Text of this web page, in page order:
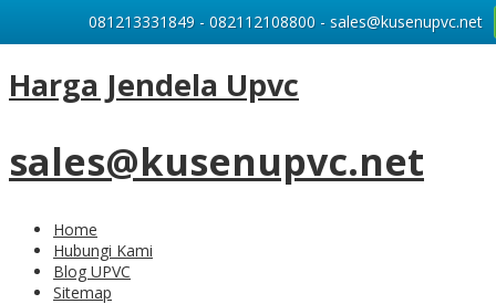
Harga Jendela Upvc
sales@kusenupvc.net
Home
Hubungi Kami
Blog UPVC
Sitemap
081213331849 - 082112108800 - sales@kusenupvc.net